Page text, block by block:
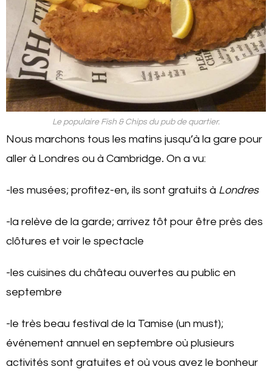
Le populaire Fish & Chips du pub de quartier.
Nous marchons tous les matins jusqu’à la gare pour
aller à Londres ou à Cambridge. On a vu:
-les musées; profitez-en, ils sont gratuits à Londres
-la relève de la garde; arrivez tôt pour être près des
clôtures et voir le spectacle
-les cuisines du château ouvertes au public en
septembre
-le très beau festival de la Tamise (un must);
événement annuel en septembre où plusieurs
activités sont gratuites et où vous avez le bonheur